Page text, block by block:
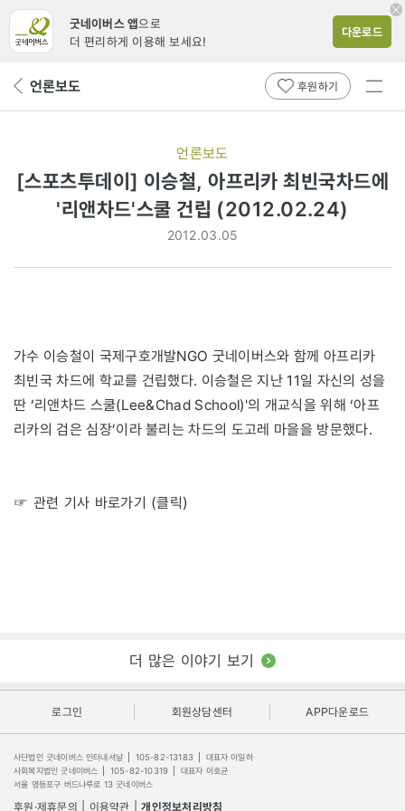
굿네이버스 앱으로
더 편리하게 이용해 보세요!
다운로드
뒤 언론보도 후원하기
전체
언론보도
[스포츠투데이] 이승철, 아프리카 최빈국차드에
'리앤차드'스쿨 건립 (2012.02.24)
2012.03.05
가수 이승철이 국제구호개발NGO 굿네이버스와 함께 아프리카
최빈국 차드에 학교를 건립했다. 이승철은 지난 11일 자신의 성을
딴 ‘리앤차드 스쿨(Lee&Chad School)'의 개교식을 위해 ‘아프
리카의 검은 심장’이라 불리는 차드의 도고레 마을을 방문했다.
☞ 관련 기사 바로가기 (클릭)
더 많은 이야기 보기
로그인 회원상담센터 APP다운로드
사단법인 굿네이버스 인터내셔날 105-82-13183
대표자 이일하
사회복지법인 굿네이버스
105-82-10319
대표자 이호균
서울 영등포구 버드나루로 13 굿네이버스
후원·제휴문의 이용약관 개인정보처리방침